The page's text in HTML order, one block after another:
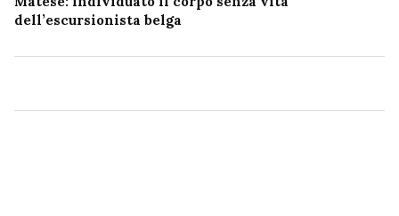
dell’escursionista belga